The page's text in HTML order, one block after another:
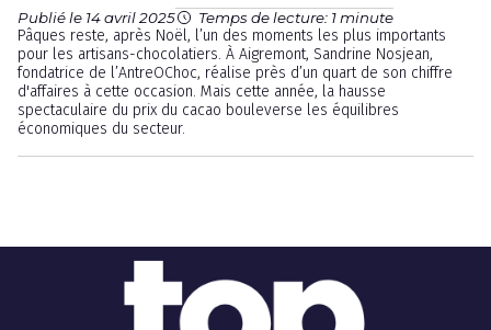
Publié le 14 avril 2025 Temps de lecture: 1 minute
Pâques reste, après Noël, l’un des moments les plus importants
pour les artisans-chocolatiers. À Aigremont, Sandrine Nosjean,
fondatrice de l’AntreOChoc, réalise près d’un quart de son chiffre
d'affaires à cette occasion. Mais cette année, la hausse
spectaculaire du prix du cacao bouleverse les équilibres
économiques du secteur.